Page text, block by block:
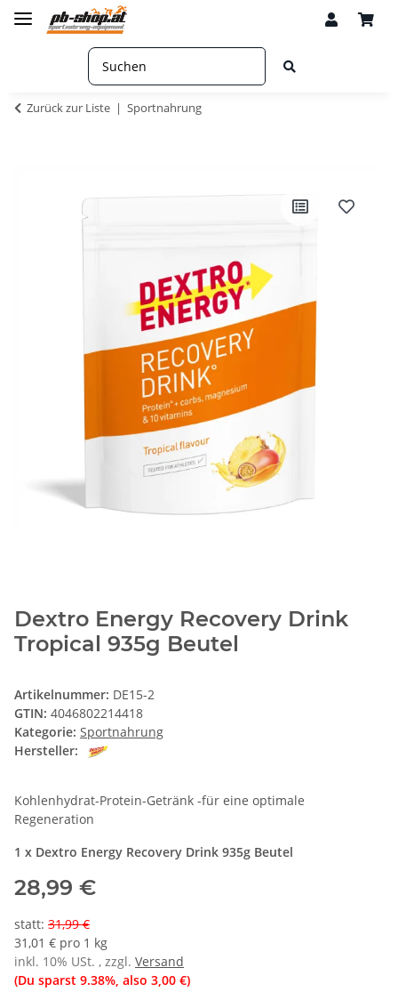
Zurück zur Liste Sportnahrung
Dextro Energy Recovery Drink
Tropical 935g Beutel
Artikelnummer: DE15-2
GTIN: 4046802214418
Kategorie: Sportnahrung
Hersteller:
Kohlenhydrat-Protein-Getränk -für eine optimale
Regeneration
1 x Dextro Energy Recovery Drink 935g Beutel
28,99 €
statt: 31,99 €
31,01 € pro 1 kg
inkl. 10% USt. , zzgl. Versand
(Du sparst 9.38%, also 3,00 €)